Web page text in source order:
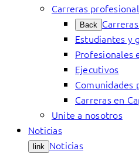
Carreras
Back
Estudiantes y
Profesionales
Ejecutivos
Comunidades
Carreras en
Unite a nosotros
Noticias
link Noticias